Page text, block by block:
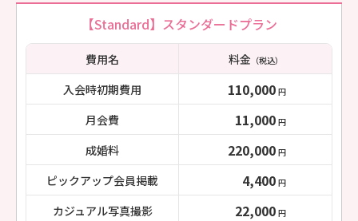
【Standard】スタンダードプラン
費用名 料金（税込）
入会時初期費用 110,000 円
月会費 11,000 円
成婚料 220,000 円
ピックアップ会員掲載 4,400 円
カジュアル写真撮影 22,000 円